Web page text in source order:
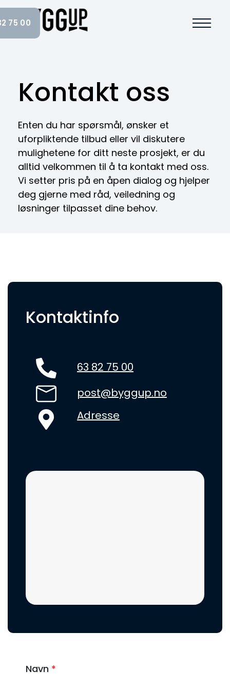
Main Navigation
Kontakt oss
Enten du har spørsmål, ønsker et
uforpliktende tilbud eller vil diskutere
mulighetene for ditt neste prosjekt, er du
alltid velkommen til å ta kontakt med oss.
Vi setter pris på en åpen dialog og hjelper
deg gjerne med råd, veiledning og
løsninger tilpasset dine behov.
Kontaktinfo
63 82 75 00
post@byggup.no
Adresse
Navn *
75 00